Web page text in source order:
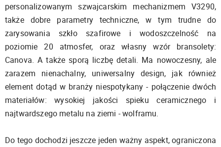
personalizowanym szwajcarskim mechanizmem V3290,
także dobre parametry techniczne, w tym trudne do
zarysowania szkło szafirowe i wodoszczelność na
poziomie 20 atmosfer, oraz własny wzór bransolety:
Canova. A także sporą liczbę detali. Ma nowoczesny, ale
zarazem nienachalny, uniwersalny design, jak również
element dotąd w branży niespotykany - połączenie dwóch
materiałów: wysokiej jakości spieku ceramicznego i
najtwardszego metalu na ziemi - wolframu.
Do tego dochodzi jeszcze jeden ważny aspekt, ograniczona